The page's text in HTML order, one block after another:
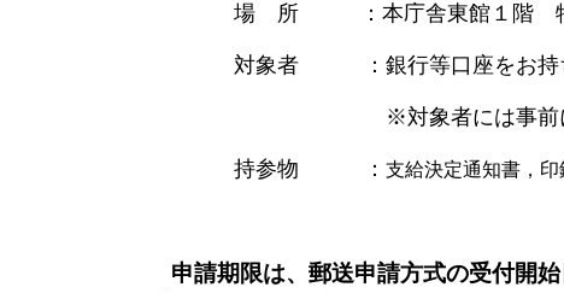
場 所 ：本庁舎東館１階 特別
対象者 ：銀行等口座をお持ち
※対象者には事前に支給決
持参物 ： 支給決定通知書，
申請期限は、郵送申請方式の受付開